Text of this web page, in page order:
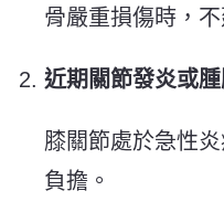
骨嚴重損傷時，
近期關節發炎或
膝關節處於急性
負擔。